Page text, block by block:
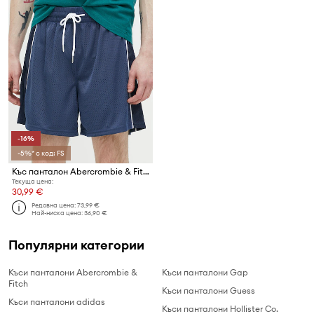
-16%
-5%* с код: FS
Къс панталон Abercrombie & Fitch
Текуща цена:
30,99 €
Редовна цена:73,99 €
Най-ниска цена:36,90 €
Популярни категории
Къси панталони Abercrombie &
Fitch
Къси панталони adidas
Къси панталони Gap
Къси панталони Guess
Къси панталони Hollister Co.